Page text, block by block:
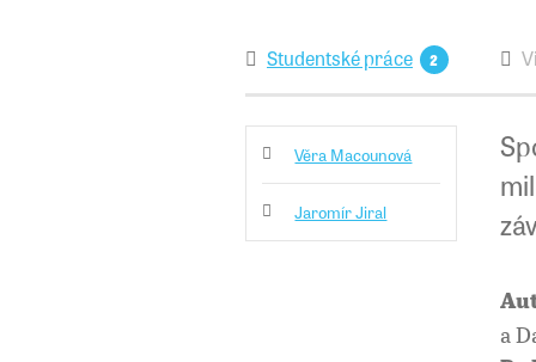
Studentské práce 2
Věra Macounová
Jaromír Jiral
a